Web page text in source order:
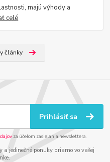
majú výhody a
celé
články
Prihlásiť sa
za účelom zasielania newslettera.
jedinečné ponuky priamo vo vašej